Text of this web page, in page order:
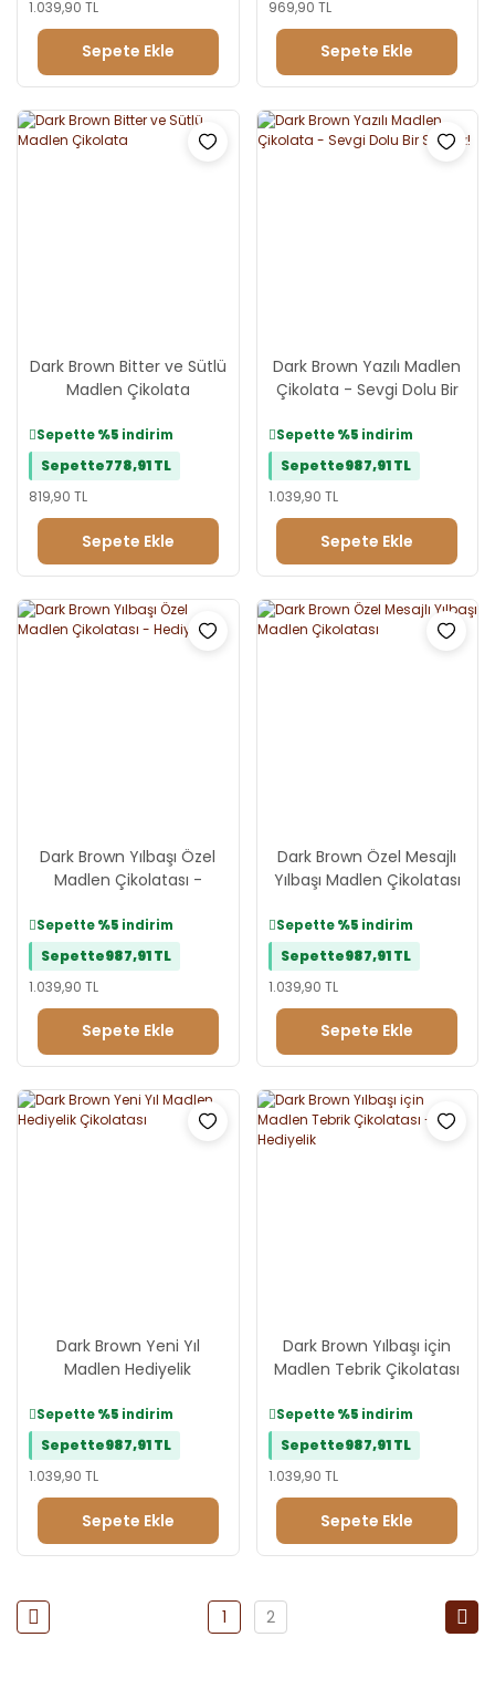
1.039,90 TL
Sepete Ekle
969,90 TL
Sepete Ekle
Dark Brown Bitter ve Sütlü
Madlen Çikolata
Sepette%5 indirim
Sepette778,91 TL
819,90 TL
Sepete Ekle
Dark Brown Yazılı Madlen
Çikolata - Sevgi Dolu Bir
Sepette%5 indirim
Sepette987,91 TL
1.039,90 TL
Sepete Ekle
Dark Brown Yılbaşı Özel
Madlen Çikolatası -
Sepette%5 indirim
Sepette987,91 TL
1.039,90 TL
Sepete Ekle
Dark Brown Özel Mesajlı
Yılbaşı Madlen Çikolatası
Sepette%5 indirim
Sepette987,91 TL
1.039,90 TL
Sepete Ekle
Dark Brown Yeni Yıl
Madlen Hediyelik
Sepette%5 indirim
Sepette987,91 TL
1.039,90 TL
Sepete Ekle
Dark Brown Yılbaşı için
Madlen Tebrik Çikolatası
Sepette%5 indirim
Sepette987,91 TL
1.039,90 TL
Sepete Ekle
1 2